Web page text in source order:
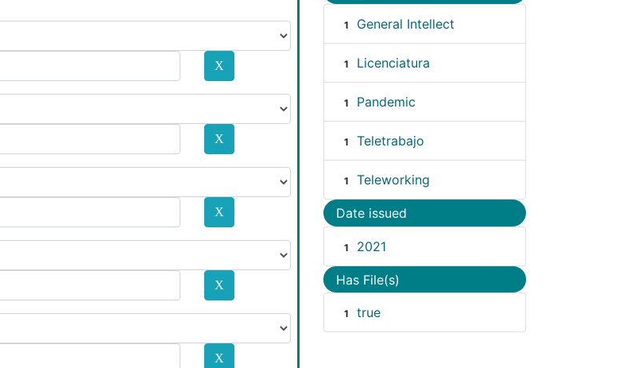
1 General Intellect
1 Licenciatura
1 Pandemic
1 Teletrabajo
1 Teleworking
Date issued
1 2021
Has File(s)
1 true